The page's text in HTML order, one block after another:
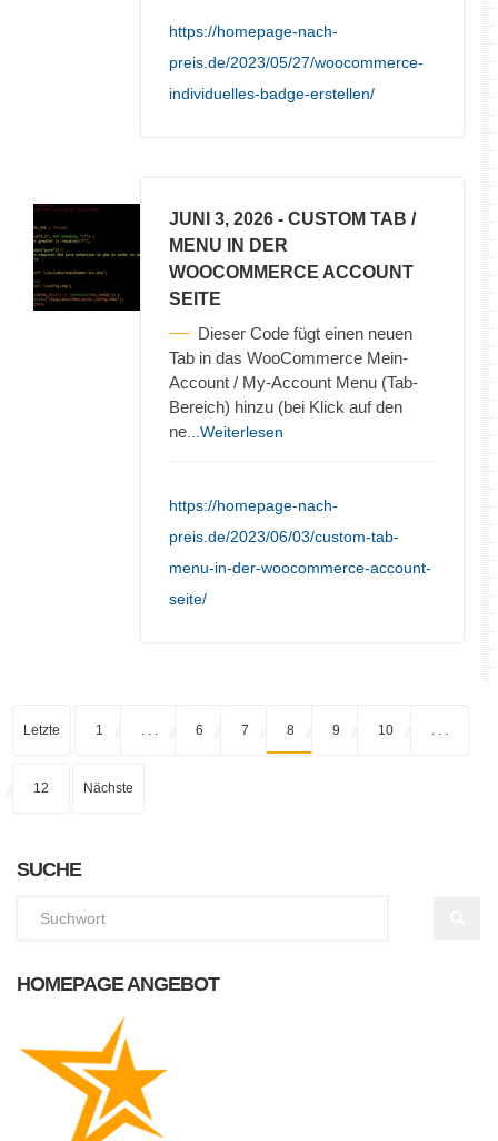
https://homepage-nach-
preis.de/2023/05/27/woocommerce-
individuelles-badge-erstellen/
JUNI 3, 2026 - CUSTOM TAB /
MENU IN DER
WOOCOMMERCE ACCOUNT
SEITE
Dieser Code fügt einen neuen
Tab in das WooCommerce Mein-
Account / My-Account Menu (Tab-
Bereich) hinzu (bei Klick auf den
ne ...Weiterlesen
https://homepage-nach-
preis.de/2023/06/03/custom-tab-
menu-in-der-woocommerce-account-
seite/
Letzte 1 6 7 8 9 10
12 Nächste
SUCHE
HOMEPAGE ANGEBOT